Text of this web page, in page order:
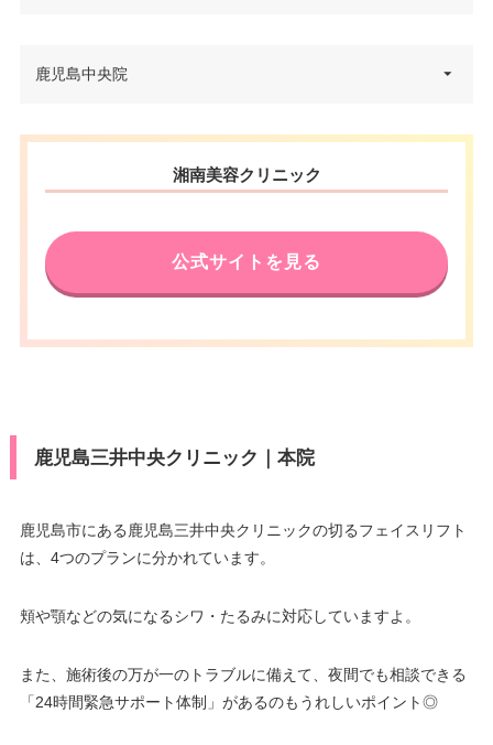
住所
電話番号 0120-955-655
アクセス
市電いづろ電停 徒歩1分/市営バ
木曜日
VISA/Master/JCB/American Ex
ヨタTS3/楽天カード/MUFG(UF
ン
月 火 水 木 金
∣
18：00
∣
18：00
18：00
18：00
18：00
18：00
鹿児島中央院
住所
鹿児島県鹿児島市武1丁目2番10
号 JR鹿児島中央ビル AMU WE 3
0120-123-651
アクセス 鹿児島中央駅直結
休診日 1月1日のみ
済
ヨタTS3/楽天カード/MUFG(UF
J)/UC/Discover/オリコ/アプラス/
医療ロー
ン
可
月 火 水 金 土 日
∣
∣
∣
∣
∣
∣
∣
湘南美容クリニック
公式サイトを見る
鹿児島三井中央クリニック｜本院
鹿児島市にある鹿児島三井中央クリニックの切るフェイスリフト
は、4つのプランに分かれています。
頬や顎などの気になるシワ・たるみに対応していますよ。
また、施術後の万が一のトラブルに備えて、夜間でも相談できる
「24時間緊急サポート体制」があるのもうれしいポイント◎